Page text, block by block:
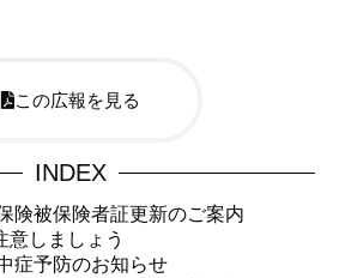
この広報を見る
INDEX
険被保険者証更新のご案内
しましょう
症予防のお知らせ